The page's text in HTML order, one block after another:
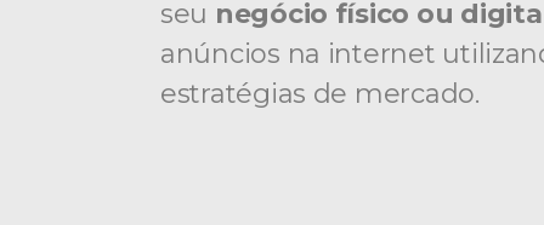
seu negócio físico ou
anúncios na internet
estratégias de mercado.